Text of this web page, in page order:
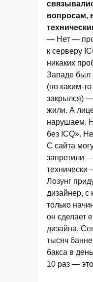
вопросам,
— Нет —
к серверу
никаких
Западе был
(по каким-
закрылся)
жили. А
нарушаем.
без ICQ».
С сайта
запретили
технически
Лозунг
дизайнер,
только
он сделает
дизайна.
тысяч
бакса в
10 раз —